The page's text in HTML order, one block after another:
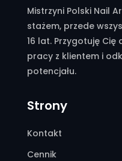
Mistrzyni Polski Nail
stażem, przede
16 lat. Przygotuję
pracy z klientem i
potencjału.
Strony
Kontakt
Cennik